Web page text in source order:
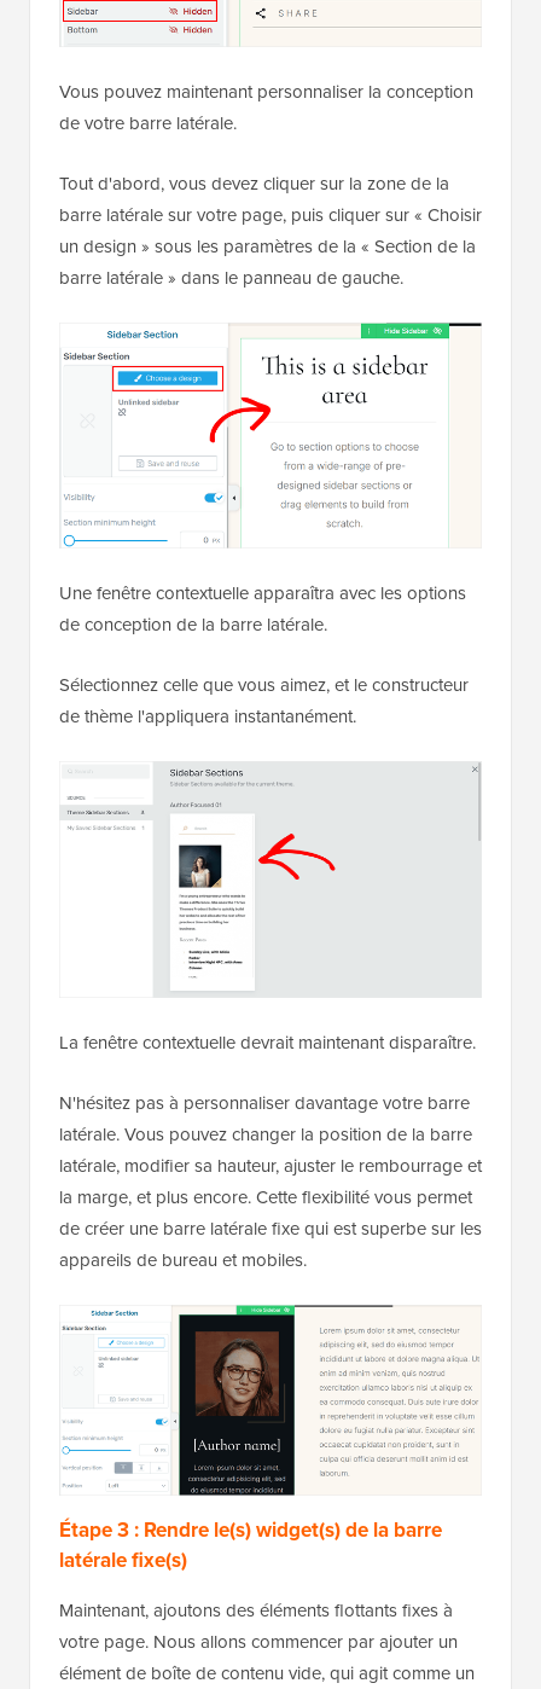
Vous pouvez maintenant personnaliser la conception
de votre barre latérale.
Tout d'abord, vous devez cliquer sur la zone de la
barre latérale sur votre page, puis cliquer sur « Choisir
un design » sous les paramètres de la « Section de la
barre latérale » dans le panneau de gauche.
Une fenêtre contextuelle apparaîtra avec les options
de conception de la barre latérale.
Sélectionnez celle que vous aimez, et le constructeur
de thème l'appliquera instantanément.
La fenêtre contextuelle devrait maintenant disparaître.
N'hésitez pas à personnaliser davantage votre barre
latérale. Vous pouvez changer la position de la barre
latérale, modifier sa hauteur, ajuster le rembourrage et
la marge, et plus encore. Cette flexibilité vous permet
de créer une barre latérale fixe qui est superbe sur les
appareils de bureau et mobiles.
Étape 3 : Rendre le(s) widget(s) de la barre
latérale fixe(s)
Maintenant, ajoutons des éléments flottants fixes à
votre page. Nous allons commencer par ajouter un
élément de boîte de contenu vide, qui agit comme un